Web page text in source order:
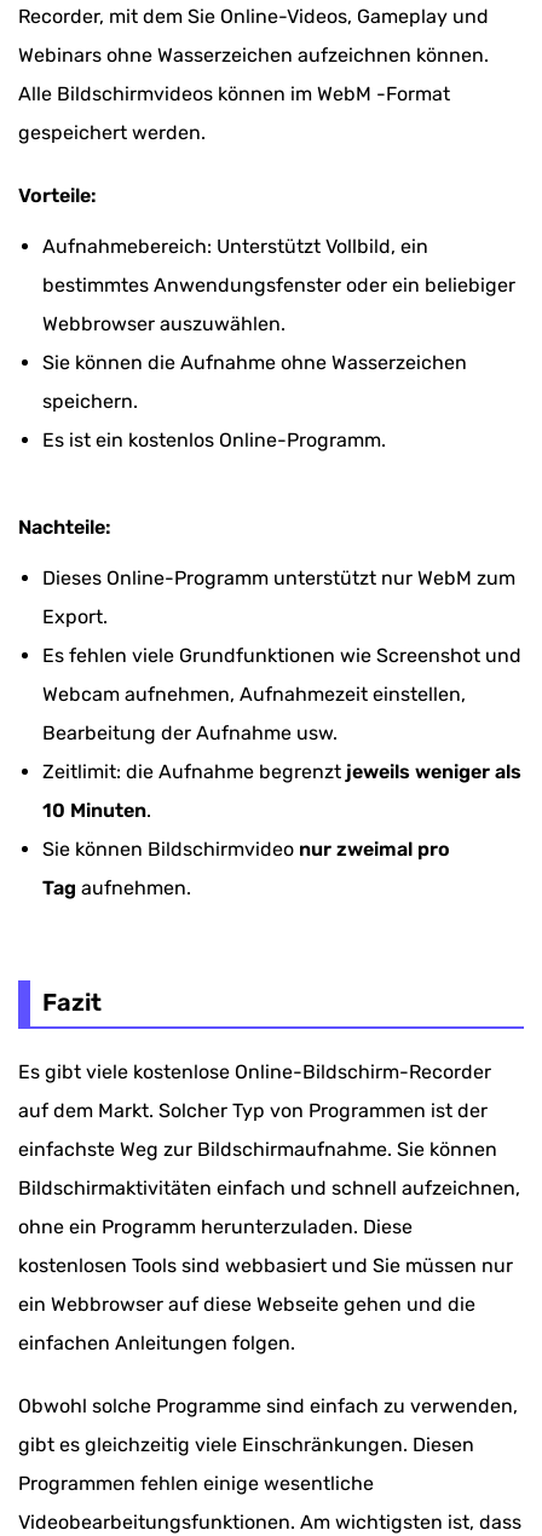
Recorder, mit dem Sie Online-Videos, Gameplay und
Webinars ohne Wasserzeichen aufzeichnen können.
Alle Bildschirmvideos können im WebM -Format
gespeichert werden.
Vorteile:
Aufnahmebereich: Unterstützt Vollbild, ein
bestimmtes Anwendungsfenster oder ein beliebiger
Webbrowser auszuwählen.
Sie können die Aufnahme ohne Wasserzeichen
speichern.
Es ist ein kostenlos Online-Programm.
Nachteile:
Dieses Online-Programm unterstützt nur WebM zum
Export.
Es fehlen viele Grundfunktionen wie Screenshot und
Webcam aufnehmen, Aufnahmezeit einstellen,
Bearbeitung der Aufnahme usw.
Zeitlimit: die Aufnahme begrenzt jeweils weniger als
10 Minuten.
Sie können Bildschirmvideo nur zweimal pro
Tag aufnehmen.
Fazit
Es gibt viele kostenlose Online-Bildschirm-Recorder
auf dem Markt. Solcher Typ von Programmen ist der
einfachste Weg zur Bildschirmaufnahme. Sie können
Bildschirmaktivitäten einfach und schnell aufzeichnen,
ohne ein Programm herunterzuladen. Diese
kostenlosen Tools sind webbasiert und Sie müssen nur
ein Webbrowser auf diese Webseite gehen und die
einfachen Anleitungen folgen.
Obwohl solche Programme sind einfach zu verwenden,
gibt es gleichzeitig viele Einschränkungen. Diesen
Programmen fehlen einige wesentliche
Videobearbeitungsfunktionen. Am wichtigsten ist, dass